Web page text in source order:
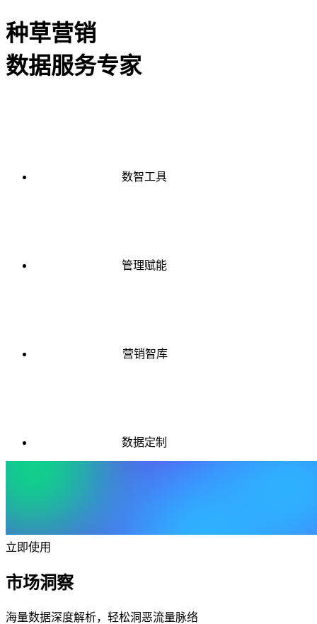
种草营销
数据服务专家
数智工具
管理赋能
营销智库
数据定制
立即使用
市场洞察
海量数据深度解析，轻松洞恶流量脉络